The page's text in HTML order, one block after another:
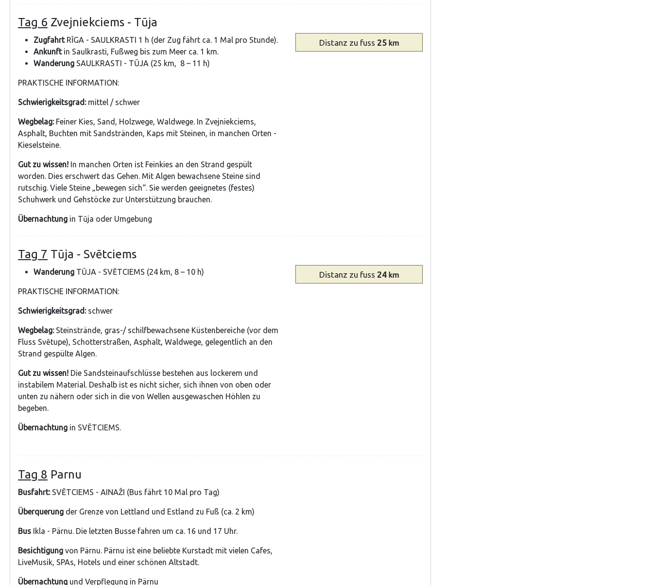
Tag 6 Zvejniekciems - Tūja
ZugfahrtRĪGA - SAULKRASTI 1 h (der Zug fährt ca. 1 Mal pro Stunde).
Ankunftin Saulkrasti, Fußweg bis zum Meer ca. 1 km.
Wanderung SAULKRASTI - TŪJA (25 km, 8 – 11 h)
PRAKTISCHE INFORMATION:
Schwierigkeitsgrad:mittel / schwer
Wegbelag:Feiner Kies, Sand, Holzwege, Waldwege. In Zvejniekciems,
Asphalt, Buchten mit Sandstränden, Kaps mit Steinen, in manchen Orten -
Kieselsteine.
Gut zu wissen! In manchen Orten ist Feinkies an den Strand gespült
worden. Dies erschwert das Gehen. Mit Algen bewachsene Steine sind
rutschig. Viele Steine „bewegen sich“. Sie werden geeignetes (festes)
Schuhwerk und Gehstöcke zur Unterstützung brauchen.
Übernachtung in Tūja oder Umgebung
Distanz zu fuss 25km
Tag 7 Tūja - Svētciems
Wanderung TŪJA - SVĒTCIEMS (24 km, 8 – 10 h)
PRAKTISCHE INFORMATION:
Schwierigkeitsgrad:schwer
Wegbelag:Steinstrände, gras-/ schilfbewachsene Küstenbereiche (vor dem
Fluss Svētupe), Schotterstraßen, Asphalt, Waldwege, gelegentlich an den
Strand gespülte Algen.
Gut zu wissen! Die Sandsteinaufschlüsse bestehen aus lockerem und
instabilem Material. Deshalb ist es nicht sicher, sich ihnen von oben oder
unten zu nähern oder sich in die von Wellen ausgewaschen Höhlen zu
begeben.
Übernachtung in SVĒTCIEMS.
Distanz zu fuss 24km
Tag 8 Parnu
Busfahrt:SVĒTCIEMS - AINAŽI (Bus fährt 10 Mal pro Tag)
Überquerung der Grenze von Lettland und Estland zu Fuß (ca. 2 km)
Bus Ikla - Pärnu. Die letzten Busse fahren um ca. 16 und 17 Uhr.
Besichtigung von Pärnu. Pärnu ist eine beliebte Kurstadt mit vielen Cafes,
LiveMusik, SPAs, Hotels und einer schönen Altstadt.
Übernachtung und Verpflegung in Pärnu